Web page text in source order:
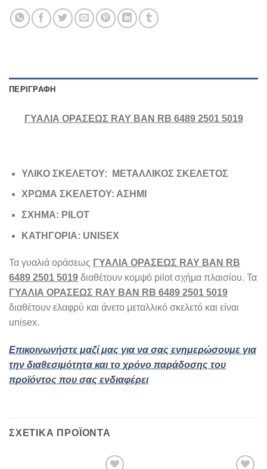
ΠΕΡΙΓΡΑΦΉ
ΓΥΑΛΙΑ ΟΡΑΣΕΩΣ RAY BAN RB 6489 2501 5019
ΥΛΙΚΟ ΣΚΕΛΕΤΟΥ: ΜΕΤΑΛΛΙΚΟΣ ΣΚΕΛΕΤΟΣ
ΧΡΩΜΑ ΣΚΕΛΕΤΟΥ: ΑΣΗΜΙ
ΣΧΗΜΑ: PILOT
ΚΑΤΗΓΟΡΙΑ: UNISEX
Τα γυαλιά οράσεως ΓΥΑΛΙΑ ΟΡΑΣΕΩΣ RAY BAN RB
6489 2501 5019 διαθέτουν κομψό pilot σχήμα πλαισίου. Τα
ΓΥΑΛΙΑ ΟΡΑΣΕΩΣ RAY BAN RB 6489 2501 5019
διαθέτουν ελαφρύ και άνετο μεταλλικό σκελετό και είναι
unisex.
Επικοινωνήστε μαζί μας για να σας ενημερώσουμε για
την διαθεσιμότητα και το χρόνο παράδοσης του
προϊόντος που σας ενδιαφέρει
ΣΧΕΤΙΚΆ ΠΡΟΪΌΝΤΑ